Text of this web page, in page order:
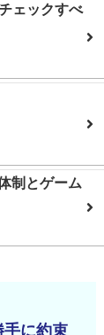
ェックすべ
制とゲーム
に約束